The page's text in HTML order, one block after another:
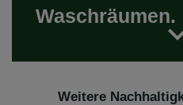
Waschräumen.
Weitere